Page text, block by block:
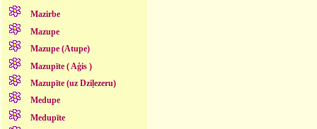
Mazirbe
Mazupe
Mazupe (Atupe)
Mazupīte ( Aģis )
Mazupīte (uz Dziļezeru)
Medupe
Medupīte